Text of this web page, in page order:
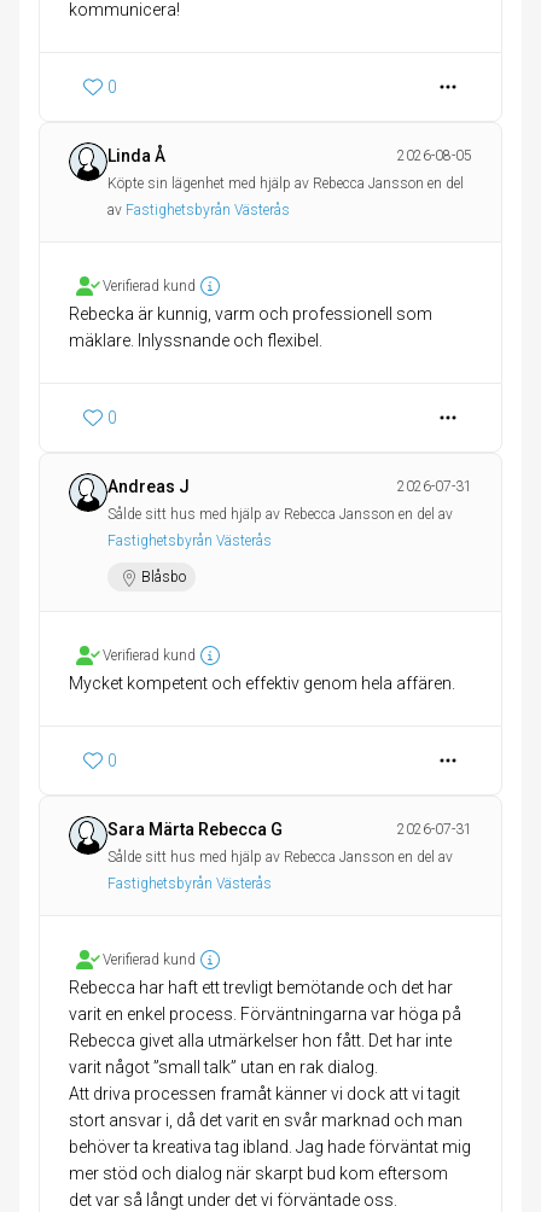
kommunicera!
0
Linda Å
2026-08-05
Köpte sin lägenhet med hjälp av Rebecca Jansson en del
av Fastighetsbyrån Västerås
Verifierad kund
Rebecka är kunnig, varm och professionell som
mäklare. Inlyssnande och flexibel.
0
Andreas J
2026-07-31
Sålde sitt hus med hjälp av Rebecca Jansson en del av
Fastighetsbyrån Västerås
Blåsbo
Verifierad kund
Mycket kompetent och effektiv genom hela affären.
0
Sara Märta Rebecca G
2026-07-31
Sålde sitt hus med hjälp av Rebecca Jansson en del av
Fastighetsbyrån Västerås
Verifierad kund
Rebecca har haft ett trevligt bemötande och det har
varit en enkel process. Förväntningarna var höga på
Rebecca givet alla utmärkelser hon fått. Det har inte
varit något ”small talk” utan en rak dialog.
Att driva processen framåt känner vi dock att vi tagit
stort ansvar i, då det varit en svår marknad och man
behöver ta kreativa tag ibland. Jag hade förväntat mig
mer stöd och dialog när skarpt bud kom eftersom
det var så långt under det vi förväntade oss.